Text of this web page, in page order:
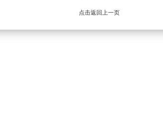
点击返回上一页